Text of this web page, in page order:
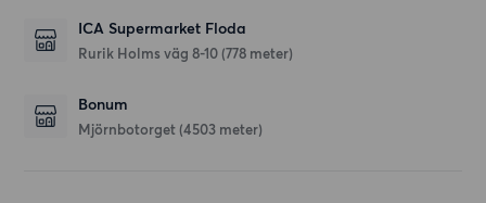
ICA Supermarket Floda
Rurik Holms väg 8-10 (778 meter)
Bonum
Mjörnbotorget (4503 meter)